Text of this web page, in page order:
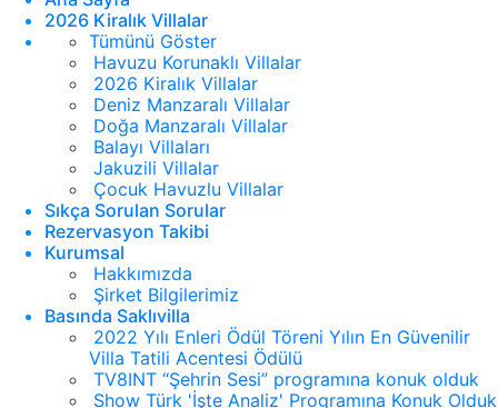
2026 Kiralık Villalar
Tümünü Göster
Havuzu Korunaklı Villalar
2026 Kiralık Villalar
Deniz Manzaralı Villalar
Doğa Manzaralı Villalar
Balayı Villaları
Jakuzili Villalar
Çocuk Havuzlu Villalar
Sıkça Sorulan Sorular
Rezervasyon Takibi
Kurumsal
Hakkımızda
Şirket Bilgilerimiz
Basında Saklıvilla
2022 Yılı Enleri Ödül Töreni Yılın En Güvenilir
Villa Tatili Acentesi Ödülü
TV8INT “Şehrin Sesi” programına konuk olduk
Show Türk 'İşte Analiz' Programına Konuk Olduk